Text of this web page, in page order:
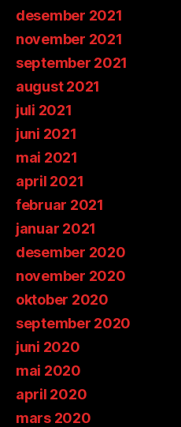
desember 2021
november 2021
september 2021
august 2021
juli 2021
juni 2021
mai 2021
april 2021
februar 2021
januar 2021
desember 2020
november 2020
oktober 2020
september 2020
juni 2020
mai 2020
april 2020
mars 2020